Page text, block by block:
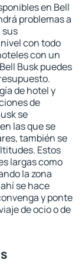
en Bell
problemas a
sus
con todo
con un
Busk puedes
de hotel y
de
se
las que se
también se
Estos
largas como
la zona
se hace
y ponte
de ocio o de